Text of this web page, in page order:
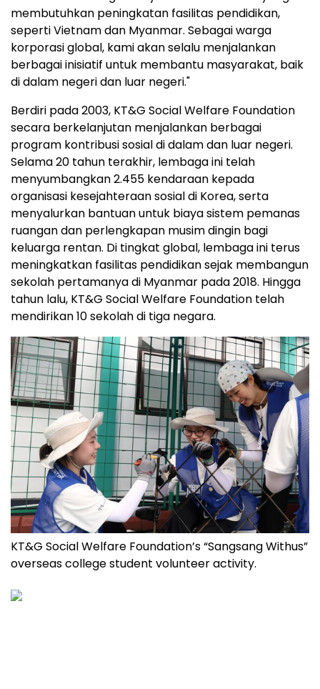
membutuhkan peningkatan fasilitas pendidikan,
seperti Vietnam dan Myanmar. Sebagai warga
korporasi global, kami akan selalu menjalankan
berbagai inisiatif untuk membantu masyarakat, baik
di dalam negeri dan luar negeri."
Berdiri pada 2003, KT&G Social Welfare Foundation
secara berkelanjutan menjalankan berbagai
program kontribusi sosial di dalam dan luar negeri.
Selama 20 tahun terakhir, lembaga ini telah
menyumbangkan 2.455 kendaraan kepada
organisasi kesejahteraan sosial di Korea, serta
menyalurkan bantuan untuk biaya sistem pemanas
ruangan dan perlengkapan musim dingin bagi
keluarga rentan. Di tingkat global, lembaga ini terus
meningkatkan fasilitas pendidikan sejak membangun
sekolah pertamanya di Myanmar pada 2018. Hingga
tahun lalu, KT&G Social Welfare Foundation telah
mendirikan 10 sekolah di tiga negara.
KT&G Social Welfare Foundation’s “Sangsang Withus”
overseas college student volunteer activity.